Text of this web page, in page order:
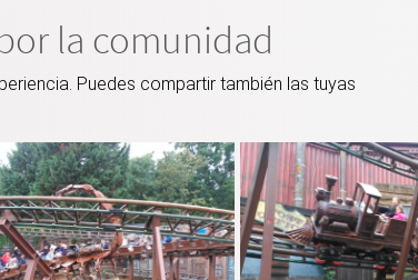
la comunidad
Puedes compartir también las tuyas